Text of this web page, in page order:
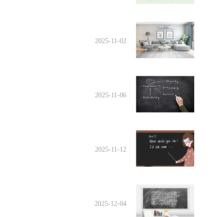
2025-11-02
2025-11-06
2025-11-12
2025-12-04